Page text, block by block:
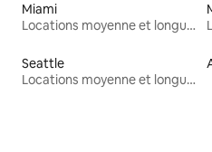
Miami
Locations moyenne et longue durée
Seattle
Locations moyenne et longue durée